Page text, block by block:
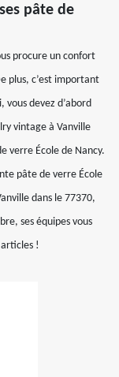
pâte de
procure un confort
plus, c’est important
vous devez d’abord
vintage à Vanville
verre École de Nancy.
pâte de verre École
dans le 77370,
ses équipes vous
!